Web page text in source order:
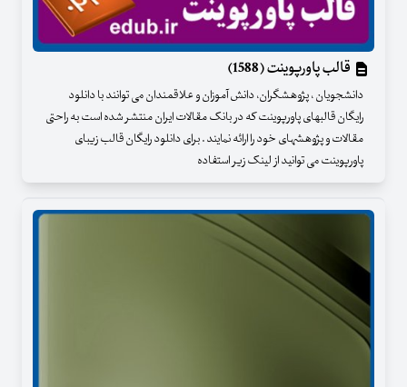
قالب پاورپوینت (1588)
دانشجویان ، پژوهشگران، دانش آموزان و علاقمندان می توانند با دانلود
رایگان قالبهای پاورپوینت که در بانک مقالات ایران منتشر شده است به راحتی
مقالات و پژوهشهای خود را ارائه نمایند . برای دانلود رایگان قالب زیبای
پاورپوینت می توانید از لینک زیر استفاده